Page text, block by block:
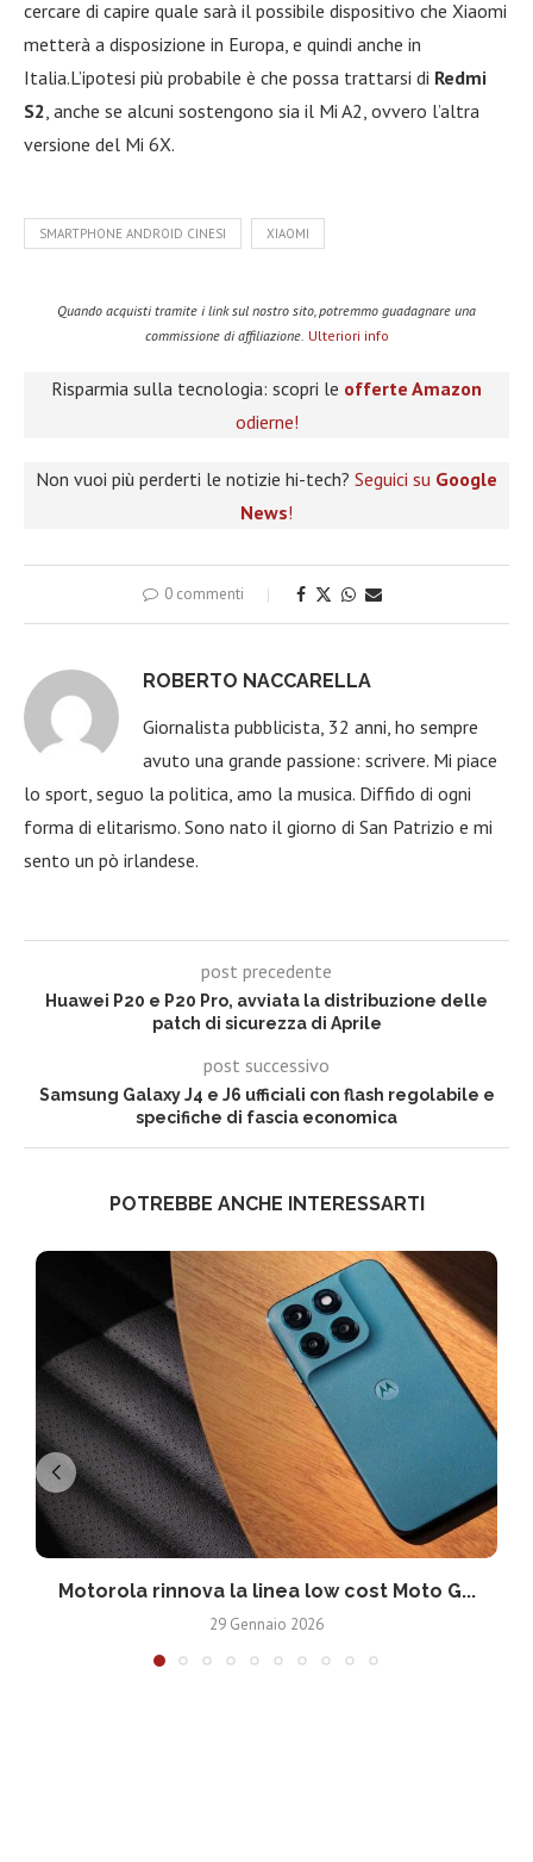
cercare di capire quale sarà il possibile dispositivo che Xiaomi
metterà a disposizione in Europa, e quindi anche in
Italia.L’ipotesi più probabile è che possa trattarsi di Redmi
S2 , anche se alcuni sostengono sia il Mi A2, ovvero l’altra
versione del Mi 6X.
SMARTPHONE ANDROID CINESI XIAOMI
Quando acquisti tramite i link sul nostro sito, potremmo guadagnare una
commissione di affiliazione. Ulteriori info
Risparmia sulla tecnologia: scopri le offerte Amazon
odierne!
Non vuoi più perderti le notizie hi-tech? Seguici su Google
News!
0 commenti
ROBERTO NACCARELLA
Giornalista pubblicista, 32 anni, ho sempre
avuto una grande passione: scrivere. Mi piace
lo sport, seguo la politica, amo la musica. Diffido di ogni
forma di elitarismo. Sono nato il giorno di San Patrizio e mi
sento un pò irlandese.
post precedente
Huawei P20 e P20 Pro, avviata la distribuzione delle
patch di sicurezza di Aprile
post successivo
Samsung Galaxy J4 e J6 ufficiali con flash regolabile e
specifiche di fascia economica
POTREBBE ANCHE INTERESSARTI
Motorola rinnova la linea low cost Moto G...
29 Gennaio 2026